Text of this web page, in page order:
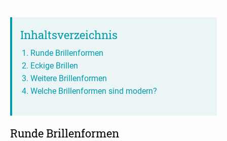
Inhaltsverzeichnis
Runde Brillenformen
Eckige Brillen
Weitere Brillenformen
Welche Brillenformen sind modern?
Runde Brillenformen